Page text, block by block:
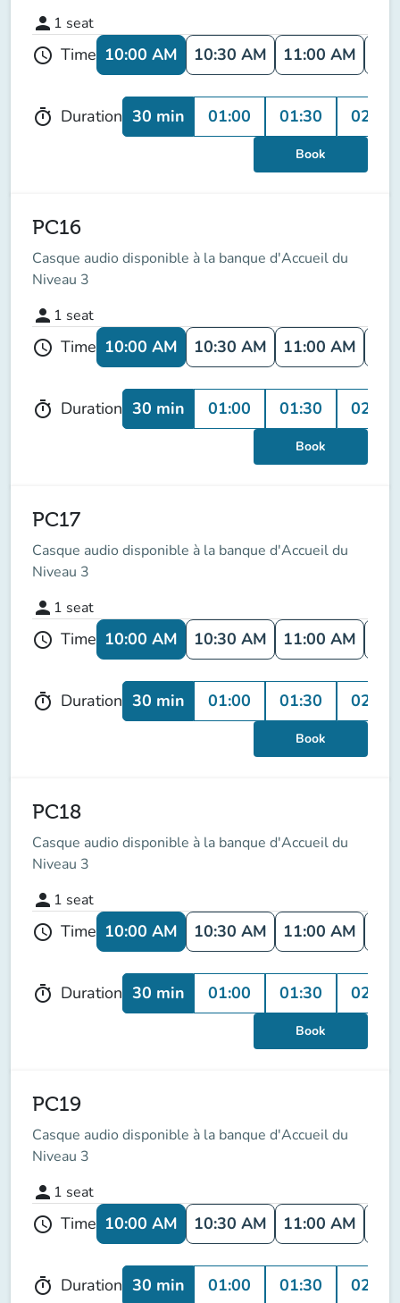
person 1 seat
schedule Time 10:00 AM 10:30 AM 11:00 AM
timer Duration 30 min 01:00 01:30 02:00
Book
PC16
Casque audio disponible à la banque d'Accueil du
Niveau 3
person 1 seat
schedule Time 10:00 AM 10:30 AM 11:00 AM
timer Duration 30 min 01:00 01:30 02:00
Book
PC17
Casque audio disponible à la banque d'Accueil du
Niveau 3
person 1 seat
schedule Time 10:00 AM 10:30 AM 11:00 AM
timer Duration 30 min 01:00 01:30 02:00
Book
PC18
Casque audio disponible à la banque d'Accueil du
Niveau 3
person 1 seat
schedule Time 10:00 AM 10:30 AM 11:00 AM
timer Duration 30 min 01:00 01:30 02:00
Book
PC19
Casque audio disponible à la banque d'Accueil du
Niveau 3
person 1 seat
schedule Time 10:00 AM 10:30 AM 11:00 AM
timer Duration 30 min 01:00 01:30 02:00